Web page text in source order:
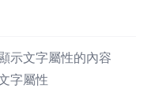
示文字屬性的內容
字屬性